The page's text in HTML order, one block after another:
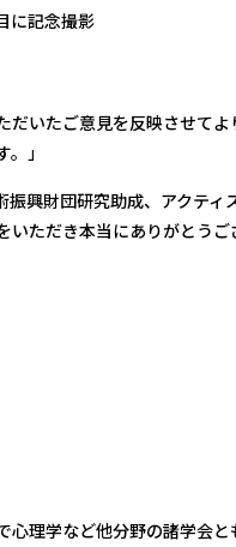
に記念撮影
だいたご意見を反映させて
」
興財団研究助成、アクテ
ただき本当にありがとうご
理学など他分野の諸学会